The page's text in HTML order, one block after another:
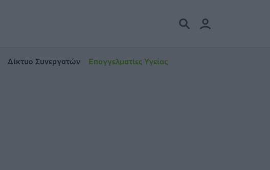
Δίκτυο Συνεργατών Επαγγελματίες Υγείας